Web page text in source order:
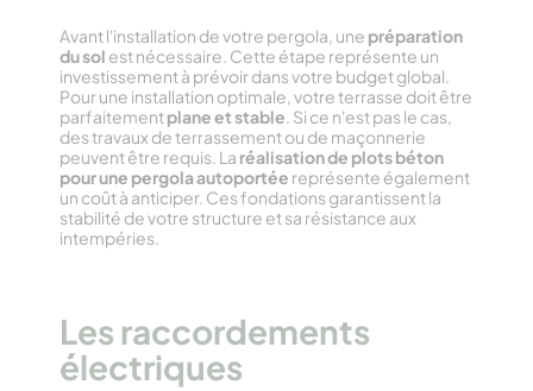
Avant l'installation de votre pergola, une préparation
du sol est nécessaire. Cette étape représente un
investissement à prévoir dans votre budget global.
Pour une installation optimale, votre terrasse doit être
parfaitementplane et stable. Si ce n'est pas le cas,
des travaux de terrassement ou de maçonnerie
peuvent être requis. La réalisation de plots béton
pour une pergola autoportée représente également
un coût à anticiper. Ces fondations garantissent la
stabilité de votre structure et sa résistance aux
intempéries.
Les raccordements
électriques